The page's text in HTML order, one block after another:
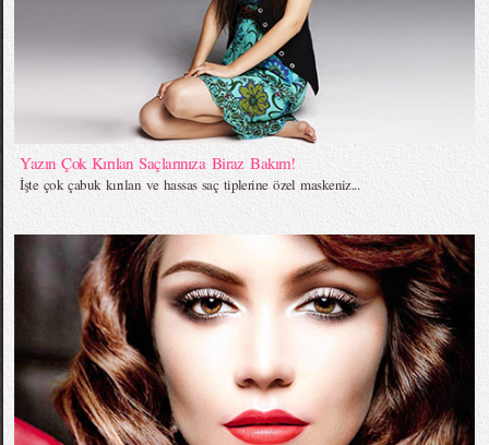
Yazın Çok Kırılan Saçlarınıza Biraz Bakım!
İşte çok çabuk kırılan ve hassas saç tiplerine özel maskeniz...